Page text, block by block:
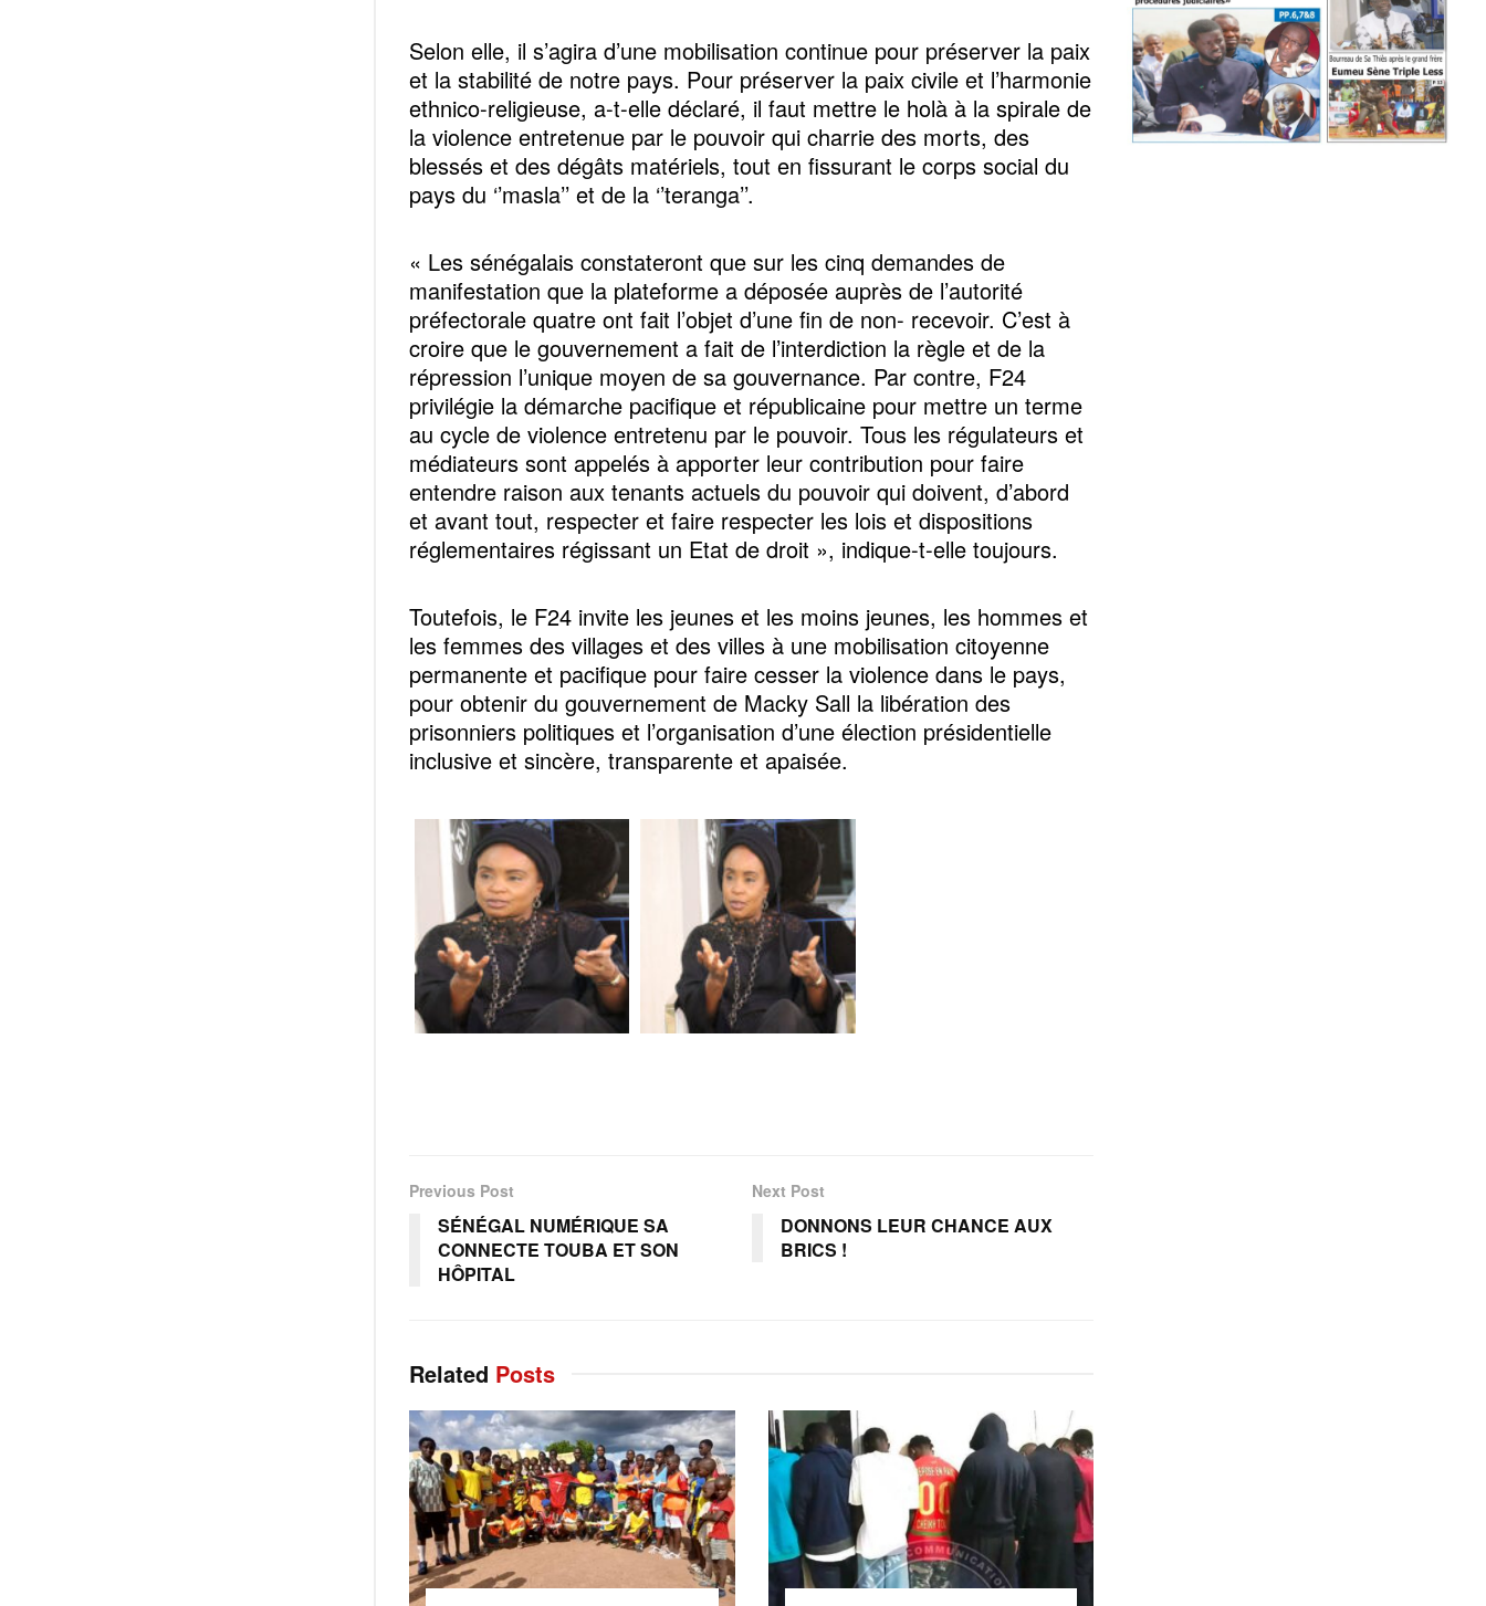
Selon elle, il s’agira d’une mobilisation continue pour préserver la paix
et la stabilité de notre pays. Pour préserver la paix civile et l’harmonie
ethnico-religieuse, a-t-elle déclaré, il faut mettre le holà à la spirale de
la violence entretenue par le pouvoir qui charrie des morts, des
blessés et des dégâts matériels, tout en fissurant le corps social du
pays du ‘’masla’’ et de la ‘’teranga’’.
« Les sénégalais constateront que sur les cinq demandes de
manifestation que la plateforme a déposée auprès de l’autorité
préfectorale quatre ont fait l’objet d’une fin de non- recevoir. C’est à
croire que le gouvernement a fait de l’interdiction la règle et de la
répression l’unique moyen de sa gouvernance. Par contre, F24
privilégie la démarche pacifique et républicaine pour mettre un terme
au cycle de violence entretenu par le pouvoir. Tous les régulateurs et
médiateurs sont appelés à apporter leur contribution pour faire
entendre raison aux tenants actuels du pouvoir qui doivent, d’abord
et avant tout, respecter et faire respecter les lois et dispositions
réglementaires régissant un Etat de droit », indique-t-elle toujours.
Toutefois, le F24 invite les jeunes et les moins jeunes, les hommes et
les femmes des villages et des villes à une mobilisation citoyenne
permanente et pacifique pour faire cesser la violence dans le pays,
pour obtenir du gouvernement de Macky Sall la libération des
prisonniers politiques et l’organisation d’une élection présidentielle
inclusive et sincère, transparente et apaisée.
Previous Post
SÉNÉGAL NUMÉRIQUE SA
CONNECTE TOUBA ET SON
HÔPITAL
Next Post
DONNONS LEUR CHANCE AUX
BRICS !
Related Posts